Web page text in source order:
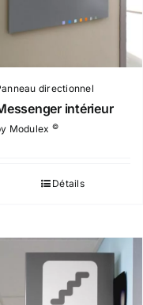
directionnel
intérieur
Modulex ©
Détails